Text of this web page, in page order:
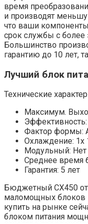
время
и производят
что ваши
срок службы с
Большинство
гарантию до 10 лет,
Лучший блок
Технические
Максимум.
Фактор формы:
Охлаждение: 1x
Модульный: Нет
Среднее время
Гарантия: 5 лет
Бюджетный CX450
маломощных блоков
купить на рынке
блоком питания